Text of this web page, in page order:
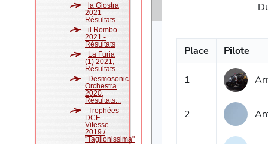
la Giostra
2021 -
Résultats
il Rombo
2021 -
Résultats
La Furia
(1) 2021,
Résultats
Desmosonic
Orchestra
2020,
Résultats...
Trophées
DCF
Vitesse
2019 /
"Taglionissima"